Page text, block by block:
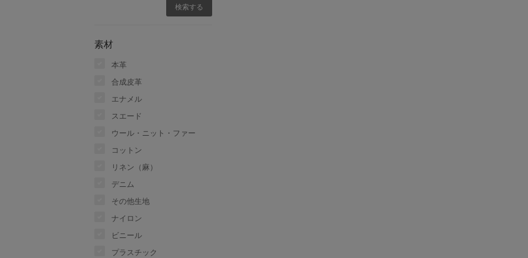
素材
本革
合成皮革
エナメル
スエード
ウール・ニット・ファー
コットン
リネン（麻）
デニム
その他生地
ナイロン
ビニール
プラスチック